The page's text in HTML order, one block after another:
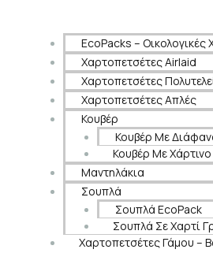
EcoPacks – Οικολογικές
Χαρτοπετσέτες Airlaid
Χαρτοπετσέτες
Χαρτοπετσέτες Απλές
Κουβέρ
Κουβέρ Με
Κουβέρ Με Χάρτινο
Μαντηλάκια
Σουπλά
Σουπλά EcoPack
Σουπλά Σε Χαρτί
Χαρτοπετσέτες Γάμου –